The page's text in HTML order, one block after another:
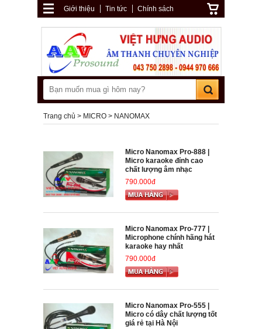
Giới thiệu Tin tức Chính sách
Trang chủ MICRO NANOMAX
Micro Nanomax Pro-888 |
Micro karaoke đỉnh cao
chất lượng âm nhạc
790.000đ
Micro Nanomax Pro-777 |
Microphone chính hãng hát
karaoke hay nhất
790.000đ
Micro Nanomax Pro-555 |
Micro có dây chất lượng tốt
giá rẻ tại Hà Nội